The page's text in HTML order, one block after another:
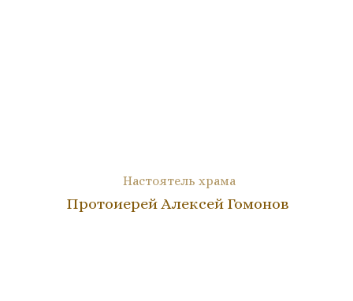
Настоятель храма
Протоиерей Алексей Гомонов